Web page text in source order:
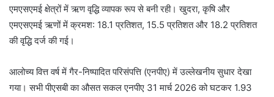
एमएसएमई क्षेत्रों में ऋण वृद्धि व्यापक रूप से बनी रही। खुदरा, कृषि और
एमएसएमई ऋणों में क्रमश: 18.1 प्रतिशत, 15.5 प्रतिशत और 18.2 प्रतिशत
की वृद्धि दर्ज की गई।
आलोच्य वित्त वर्ष में गैर-निष्पादित परिसंपत्ति (एनपीए) में उल्लेखनीय सुधार देखा
गया। सभी पीएसबी का औसत सकल एनपीए 31 मार्च 2026 को घटकर 1.93